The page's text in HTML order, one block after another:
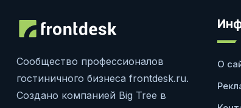
Сообщество профессионалов
гостиничного бизнеса frontdesk.ru.
Создано компанией Big Tree в
О